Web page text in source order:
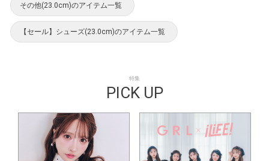
その他(23.0cm)のアイテム一覧
【セール】シューズ(23.0cm)のアイテム一覧
特集
PICK UP